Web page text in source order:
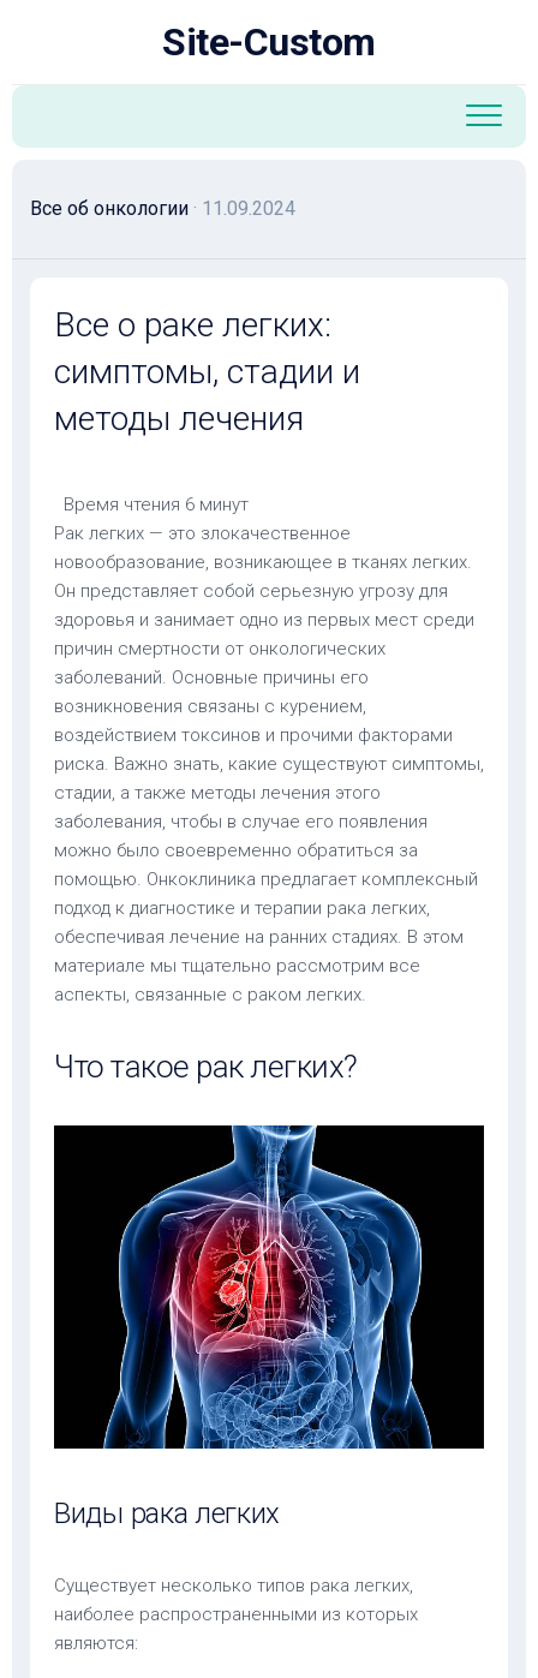
Site-Custom
Все об онкологии · 11.09.2024
Все о раке легких:
симптомы, стадии и
методы лечения
Время чтения 6 минут
Рак легких — это злокачественное
новообразование, возникающее в тканях легких.
Он представляет собой серьезную угрозу для
здоровья и занимает одно из первых мест среди
причин смертности от онкологических
заболеваний. Основные причины его
возникновения связаны с курением,
воздействием токсинов и прочими факторами
риска. Важно знать, какие существуют симптомы,
стадии, а также методы лечения этого
заболевания, чтобы в случае его появления
можно было своевременно обратиться за
помощью. Онкоклиника предлагает комплексный
подход к диагностике и терапии рака легких,
обеспечивая лечение на ранних стадиях. В этом
материале мы тщательно рассмотрим все
аспекты, связанные с раком легких.
Что такое рак легких?
Виды рака легких
Существует несколько типов рака легких,
наиболее распространенными из которых
являются: